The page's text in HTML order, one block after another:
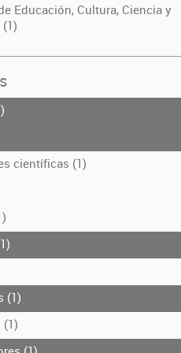
Educación, Cultura, Ciencia y
científicas (1)
(1)